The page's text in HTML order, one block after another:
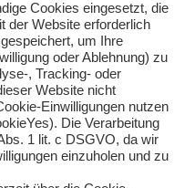
Datenschutzerklärung nach DSGVO
Cookies eingesetzt, die
der Website erforderlich
um Ihre
oder Ablehnung) zu
, Tracking- oder
Website nicht
Einwilligungen nutzen
Die Verarbeitung
1 lit. c DSGVO, da wir
einzuholen und zu